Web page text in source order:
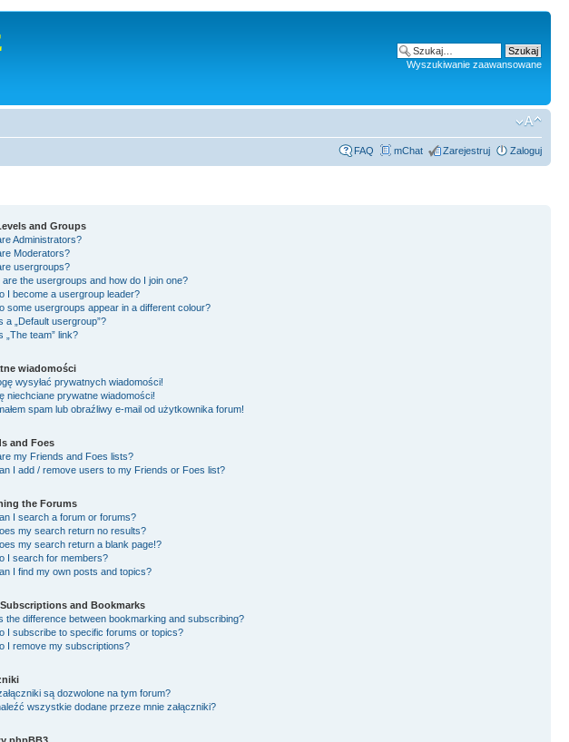
Wyszukiwanie zaawansowane
FAQ mChat Zarejestruj Zaloguj
and Groups
Administrators?
Moderators?
usergroups?
are the usergroups and how do I join one?
I become a usergroup leader?
some usergroups appear in a different colour?
a „Default usergroup”?
„The team” link?
wiadomości
wysyłać prywatnych wiadomości!
niechciane prywatne wiadomości!
spam lub obraźliwy e-mail od użytkownika forum!
and Foes
my Friends and Foes lists?
I add / remove users to my Friends or Foes list?
the Forums
I search a forum or forums?
my search return no results?
my search return a blank page!?
I search for members?
I find my own posts and topics?
and Bookmarks
the difference between bookmarking and subscribing?
I subscribe to specific forums or topics?
I remove my subscriptions?
są dozwolone na tym forum?
wszystkie dodane przeze mnie załączniki?